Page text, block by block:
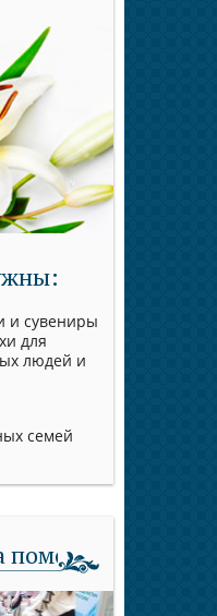
и сувениры
для
людей и
семей
помощь